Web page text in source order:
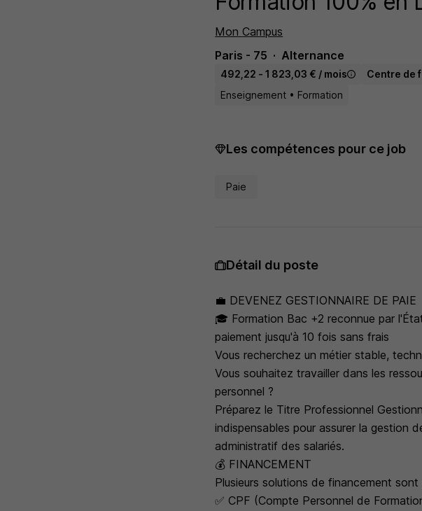
Mon Campus
Paris - 75
Alternance
492,22 - 1 823,03 € / mois Centre de
Enseignement • Formation
Les compétences pour ce job
Paie
Détail du poste
💼 DEVENEZ GESTIONNAIRE DE PAIE
🎓 Formation Bac +2 reconnue par
paiement jusqu'à 10 fois sans frais
Vous recherchez un métier stable,
Vous souhaitez travailler dans les
personnel ?
Préparez le Titre Professionnel
indispensables pour assurer la gestion
administratif des salariés.
💰 FINANCEMENT
Plusieurs solutions de financement sont
✅ CPF (Compte Personnel de